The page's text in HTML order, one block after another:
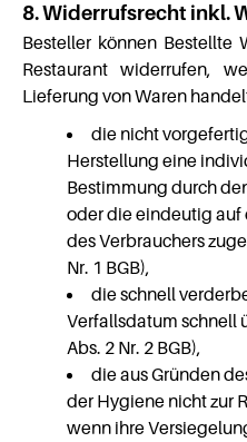
8. Widerrufsrecht inkl.
Besteller können Bestellte
Restaurant widerrufen,
Lieferung von Waren
die nicht
Herstellung eine
Bestimmung durch
oder die eindeutig auf
des Verbrauchers
Nr. 1 BGB),
die schnell
Verfallsdatum schnell
Abs. 2 Nr. 2 BGB),
die aus Gründen
der Hygiene nicht zur
wenn ihre